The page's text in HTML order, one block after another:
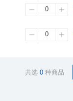
共选0 种商品